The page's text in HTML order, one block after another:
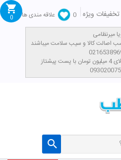
تخفیفات ویژه 0
علاقه مندی ها
0